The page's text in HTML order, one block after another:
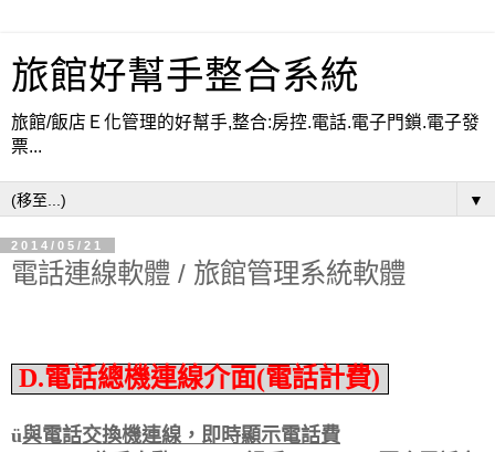
旅館好幫手整合系統
旅館/飯店Ｅ化管理的好幫手,整合:房控.電話.電子門鎖.電子發
票...
▼
2014/05/21
電話連線軟體 / 旅館管理系統軟體
D.電話總機連線介面(電話計費)
ü與電話交換機連線，即時顯示電話費